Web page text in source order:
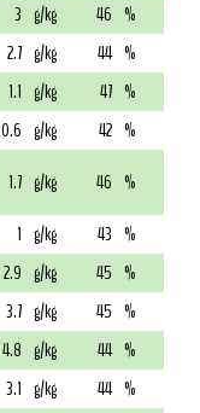
3 g/kg 46 %
2.7 g/kg 44 %
1.1 g/kg 47 %
0.6 g/kg 42 %
1.7 g/kg 46 %
1 g/kg 43 %
2.9 g/kg 45 %
3.7 g/kg 45 %
4.8 g/kg 44 %
3.1 g/kg 44 %